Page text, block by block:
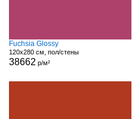
Fuchsia Glossy
120x280 см, пол/стены
38662 р/м²